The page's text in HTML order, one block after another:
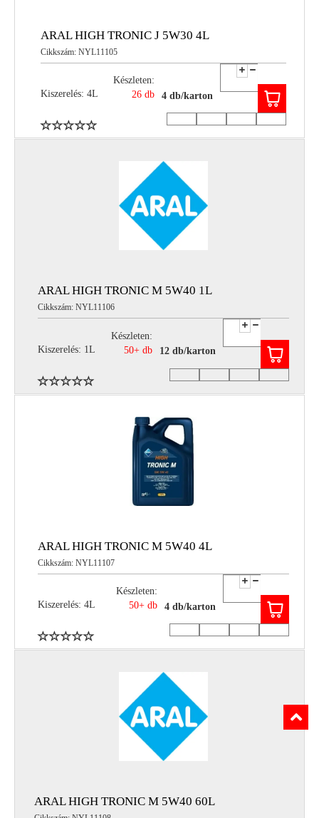
ARAL HIGH TRONIC J 5W30 4L
Cikkszám: NYL11105
Kiszerelés: 4L
Készleten:
26 db
4 db/karton
ARAL HIGH TRONIC M 5W40 1L
Cikkszám: NYL11106
Kiszerelés: 1L
Készleten:
50+ db
12 db/karton
ARAL HIGH TRONIC M 5W40 4L
Cikkszám: NYL11107
Kiszerelés: 4L
Készleten:
50+ db
4 db/karton
ARAL HIGH TRONIC M 5W40 60L